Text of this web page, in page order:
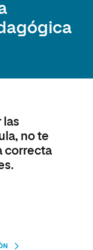
las
no te
correcta